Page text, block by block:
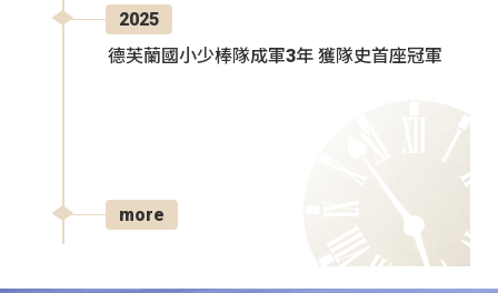
2025
德芙蘭國小少棒隊成軍3年 獲隊史首座冠軍
more